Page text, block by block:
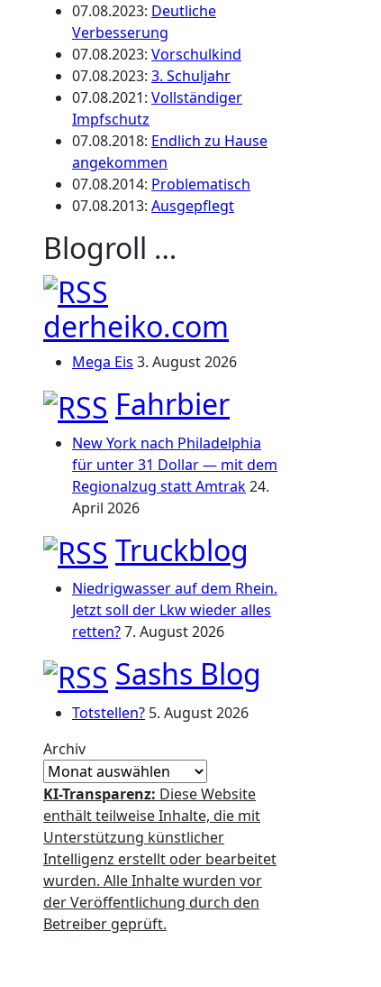
07.08.2023: Deutliche
Verbesserung
07.08.2023: Vorschulkind
07.08.2023: 3. Schuljahr
07.08.2021: Vollständiger
Impfschutz
07.08.2018: Endlich zu Hause
angekommen
07.08.2014: Problematisch
07.08.2013: Ausgepflegt
Blogroll …
derheiko.com
Mega Eis 3. August 2026
Fahrbier
New York nach Philadelphia
für unter 31 Dollar — mit dem
Regionalzug statt Amtrak24.
April 2026
Truckblog
Niedrigwasser auf dem Rhein.
Jetzt soll der Lkw wieder alles
retten?7. August 2026
Sashs Blog
Totstellen? 5. August 2026
Archiv
KI-Transparenz: Diese Website
enthält teilweise Inhalte, die mit
Unterstützung künstlicher
Intelligenz erstellt oder bearbeitet
wurden. Alle Inhalte wurden vor
der Veröffentlichung durch den
Betreiber geprüft.